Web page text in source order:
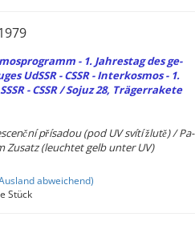
- 1. Jah­res­tag des ge­
UdSSR - CSSR - In­ter­kos­mos - 1.
- CSSR / Sojuz 28, Trä­ger­ra­ke­te
přísadou (pod UV svítí žlutě) / Pa­
Zu­satz (leuch­tet gelb unter UV)
abweichend)
Stück